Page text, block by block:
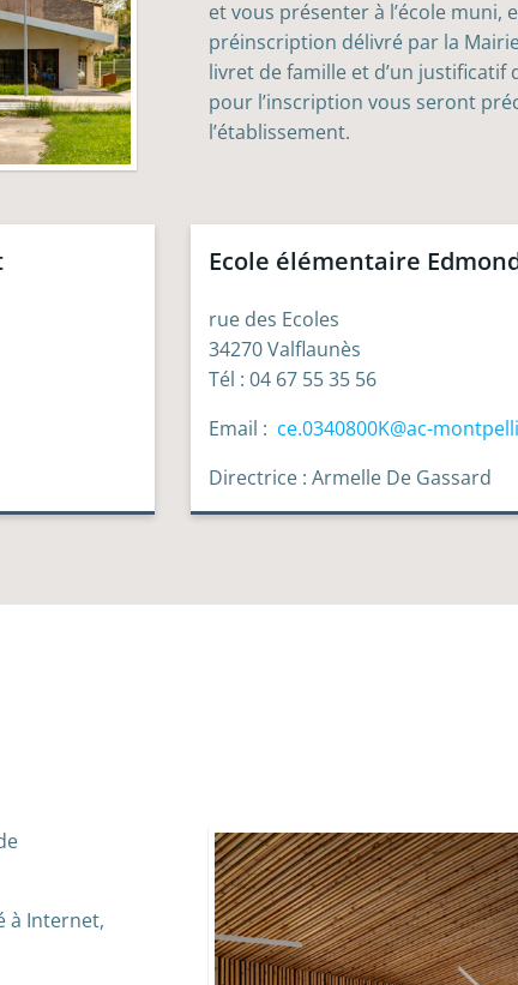
et vous présenter à l’école muni,
préinscription délivré par la
livret de famille et d’un justificatif
pour l’inscription vous seront
l’établissement.
Ecole élémentaire
rue des Ecoles
34270 Valflaunès
Tél : 04 67 55 35 56
Email : ce.0340800K@ac-
Directrice : Armelle De Gassard
à Internet,